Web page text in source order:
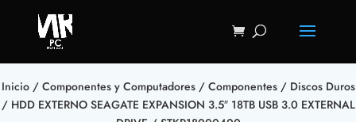
Inicio/ Componentes y Computadores/ Componentes/ Discos Duros
/ HDD EXTERNO SEAGATE EXPANSION 3.5″ 18TB USB 3.0 EXTERNAL